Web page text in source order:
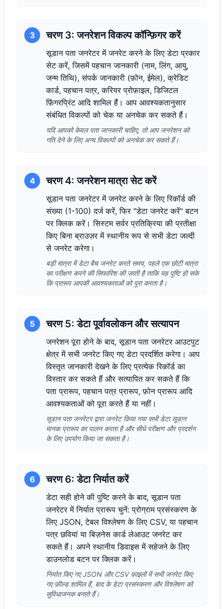
3 चरण 3: जनरेशन विकल्प कॉन्फ़िगर करें
सूडान पता जनरेटर में जनरेट करने के लिए डेटा प्रकार
सेट करें, जिसमें पहचान जानकारी (नाम, लिंग, आयु,
जन्म तिथि), संपर्क जानकारी (फ़ोन, ईमेल), क्रेडिट
कार्ड, पहचान पत्र, करियर प्रोफ़ाइल, डिजिटल
फ़िंगरप्रिंट आदि शामिल हैं। आप आवश्यकतानुसार
संबंधित विकल्पों को चेक या अनचेक कर सकते हैं।
यदि आपको केवल पता जानकारी चाहिए, तो आप जनरेशन को
गति देने के लिए अन्य विकल्पों को अनचेक कर सकते हैं।
4 चरण 4: जनरेशन मात्रा सेट करें
सूडान पता जनरेटर में जनरेट करने के लिए रिकॉर्ड की
संख्या (1-100) दर्ज करें, फिर "डेटा जनरेट करें" बटन
पर क्लिक करें। सिस्टम सर्वर प्रतिक्रिया की प्रतीक्षा
किए बिना ब्राउज़र में स्थानीय रूप से सभी डेटा जल्दी
से जनरेट करेगा।
बड़ी मात्रा में डेटा बैच जनरेट करते समय, पहले एक छोटी मात्रा
का परीक्षण करने की सिफारिश की जाती है ताकि यह पुष्टि हो सके
कि प्रारूप आपकी आवश्यकताओं को पूरा करता है।
5 चरण 5: डेटा पूर्वावलोकन और सत्यापन
जनरेशन पूरा होने के बाद, सूडान पता जनरेटर आउटपुट
क्षेत्र में सभी जनरेट किए गए डेटा प्रदर्शित करेगा। आप
विस्तृत जानकारी देखने के लिए प्रत्येक रिकॉर्ड का
विस्तार कर सकते हैं और सत्यापित कर सकते हैं कि
पता प्रारूप, पहचान पत्र प्रारूप, फ़ोन प्रारूप आदि
आवश्यकताओं को पूरा करते हैं या नहीं।
सूडान पता जनरेटर द्वारा जनरेट किया गया सभी डेटा सूडान
मानक प्रारूप का पालन करता है और सीधे परीक्षण और प्रदर्शन
के लिए उपयोग किया जा सकता है।
6 चरण 6: डेटा निर्यात करें
डेटा सही होने की पुष्टि करने के बाद, सूडान पता
जनरेटर में निर्यात प्रारूप चुनें: प्रोग्राम प्रसंस्करण के
लिए JSON, टेबल विश्लेषण के लिए CSV, या पहचान
पत्र छवियां या बिज़नेस कार्ड लेआउट जनरेट कर
सकते हैं। अपने स्थानीय डिवाइस में सहेजने के लिए
डाउनलोड बटन पर क्लिक करें।
निर्यात किए गए JSON और CSV फ़ाइलों में सभी जनरेट किए
गए फ़ील्ड शामिल हैं, बाद के डेटा प्रसंस्करण और विश्लेषण को
सुविधाजनक बनाते हैं।